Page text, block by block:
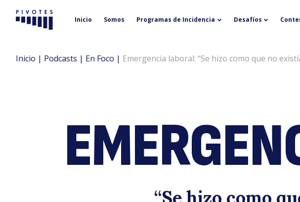
Pivotes Inicio Somos Programas de Incidencia Desafíos
Inicio | Podcasts | En Foco | Emergencia laboral: “Se hizo como que no
“Se hizo como